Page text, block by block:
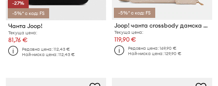
-27%
-5%* с код: FS
Чанта Joop!
Текуща цена:
81,76 €
Редовна цена:112,43 €
Най-ниска цена:112,43 €
-5%* с код: FS
Joop! чанта crossbody дамска Mosaico Jasmina
Текуща цена:
119,90 €
Редовна цена:169,90 €
Най-ниска цена:129,90 €